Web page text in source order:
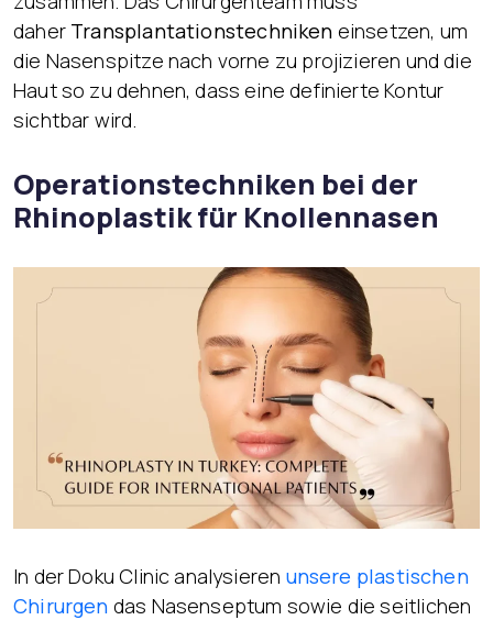
daher Transplantationstechniken einsetzen, um
die Nasenspitze nach vorne zu projizieren und die
Haut so zu dehnen, dass eine definierte Kontur
sichtbar wird.
Operationstechniken bei der
Rhinoplastik für Knollennasen
In der Doku Clinic analysieren unsere plastischen
Chirurgen das Nasenseptum sowie die seitlichen